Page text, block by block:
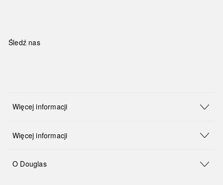
Śledź nas
Więcej informacji
Więcej informacji
O Douglas